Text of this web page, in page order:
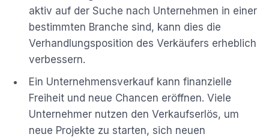
aktiv auf der Suche nach Unternehmen in einer
bestimmten Branche sind, kann dies die
Verhandlungsposition des Verkäufers erheblich
verbessern.
Ein Unternehmensverkauf kann finanzielle
Freiheit und neue Chancen eröffnen. Viele
Unternehmer nutzen den Verkaufserlös, um
neue Projekte zu starten, sich neuen